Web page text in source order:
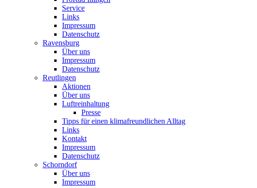
Service
Links
Impressum
Datenschutz
Ravensburg
Über uns
Impressum
Datenschutz
Reutlingen
Aktionen
Über uns
Luftreinhaltung
Presse
Tipps für einen klimafreundlichen Alltag
Links
Kontakt
Impressum
Datenschutz
Schorndorf
Über uns
Impressum